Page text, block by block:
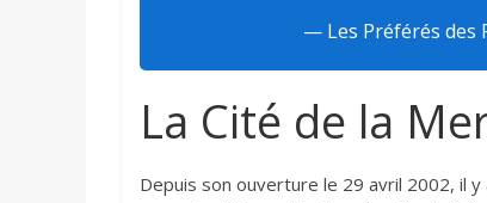
— Les Préférés des
La Cité de la
Depuis son ouverture le 29 avril 2002, il